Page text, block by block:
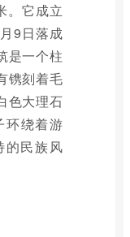
。它成立
9日落成
是一个柱
镌刻着毛
色大理石
环绕着游
的民族风